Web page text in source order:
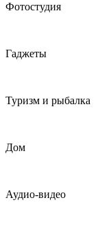
Фотостудия
Гаджеты
Туризм и рыбалка
Дом
Аудио-видео